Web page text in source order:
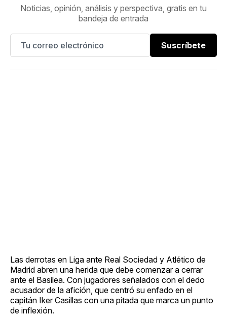
Noticias, opinión, análisis y perspectiva, gratis en tu
bandeja de entrada
Suscríbete
Las derrotas en Liga ante Real Sociedad y Atlético de
Madrid abren una herida que debe comenzar a cerrar
ante el Basilea. Con jugadores señalados con el dedo
acusador de la afición, que centró su enfado en el
capitán Iker Casillas con una pitada que marca un punto
de inflexión.